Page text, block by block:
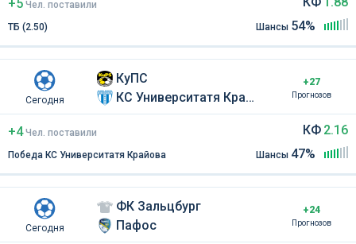
+5 Чел поставили
ТБ (2.50)
Шансы 54%
Сегодня
КуПС
КС Университатя Крайова
+27
Прогнозов
+4 Чел поставили
Победа КС Университатя Крайова
КФ 2.16
Шансы 47%
Сегодня
ФК Зальцбург
Пафос
+24
Прогнозов